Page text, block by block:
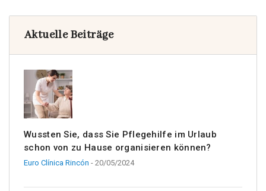
Aktuelle Beiträge
Wussten Sie, dass Sie Pflegehilfe im Urlaub
schon von zu Hause organisieren können?
Euro Clínica Rincón - 20/05/2024